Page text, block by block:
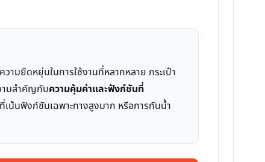
ามยืดหยุ่นในการใช้งานที่หลากหลาย กระเป๋า
ามสำคัญกับความคุ้มค่าและฟังก์ชันที่
น้นฟังก์ชันเฉพาะทางสูงมาก หรือการกันน้ำ